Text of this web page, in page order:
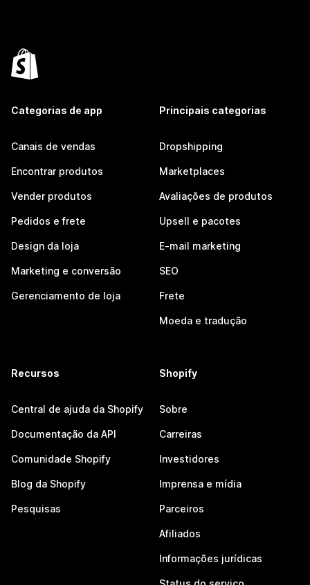
Categorias de app
Canais de vendas
Encontrar produtos
Vender produtos
Pedidos e frete
Design da loja
Marketing e conversão
Gerenciamento de loja
Principais categorias
Dropshipping
Marketplaces
Avaliações de produtos
Upsell e pacotes
E-mail marketing
SEO
Frete
Moeda e tradução
Recursos
Central de ajuda da Shopify
Documentação da API
Comunidade Shopify
Blog da Shopify
Pesquisas
Shopify
Sobre
Carreiras
Investidores
Imprensa e mídia
Parceiros
Afiliados
Informações jurídicas